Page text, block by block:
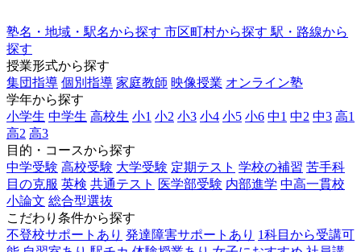
塾名・地域・駅名から探す 市区町村から探す 駅・路線から
探す
授業形式から探す
集団指導 個別指導 家庭教師 映像授業 オンライン塾
学年から探す
小学生 中学生 高校生 小1 小2 小3 小4 小5 小6 中1 中2 中3 高1
高2 高3
目的・コースから探す
中学受験 高校受験 大学受験 定期テスト 学校の補習 苦手科
目の克服 英検 共通テスト 医学部受験 内部進学 中高一貫校
小論文 総合型選抜
こだわり条件から探す
不登校サポートあり 発達障害サポートあり 1科目から受講可